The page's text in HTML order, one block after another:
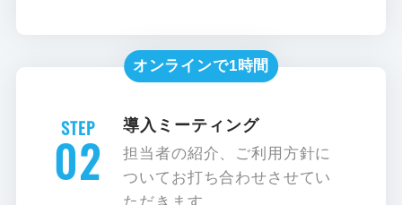
オンラインで1時間
02
導入ミーティング
担当者の紹介、ご利用方針に
ついてお打ち合わせさせてい